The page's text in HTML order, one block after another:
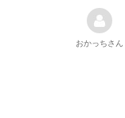
おかっちさん